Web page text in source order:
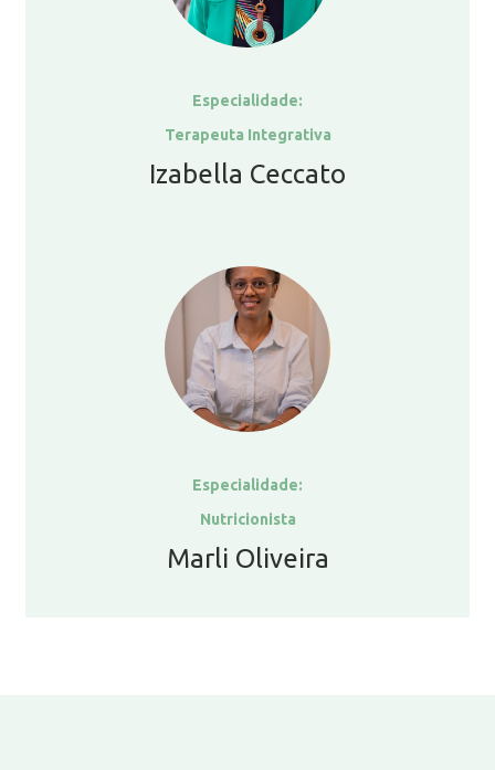
Especialidade:
Terapeuta Integrativa
Izabella Ceccato
Especialidade:
Nutricionista
Marli Oliveira